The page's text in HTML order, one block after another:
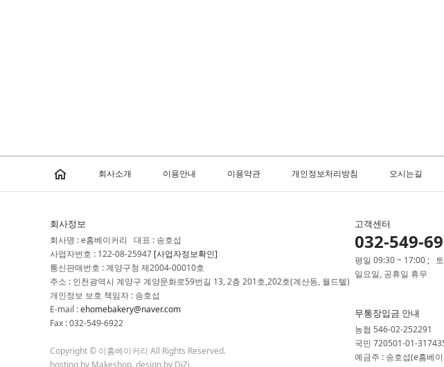
회사소개 이용안내 이용약관 개인정보처리방침 오시는길
회사정보
회사명 : e홈베이커리 대표 : 송호섭
사업자번호 : 122-08-25947 [사업자정보확인]
통신판매번호 : 계양구청 제2004-00010호
주소 : 인천광역시 계양구 계양문화로59번길 13, 2층 201호,202호(계산동, 월드텔)
개인정보 보호 책임자 : 송호섭
E-mail :ehomebakery@naver.com
Fax : 032-549-6922
Copyright © 이홈베이커리 All Rights Reserved.
hosting by Makeshop. design by DiZi
고객센터
032-549-
평일 09:30 ~ 17:00 ;
일요일, 공휴일 휴무
무통장입금 안내
농협 546-02-252291
국민 720501-01-
예금주 : 송호섭(e홈베